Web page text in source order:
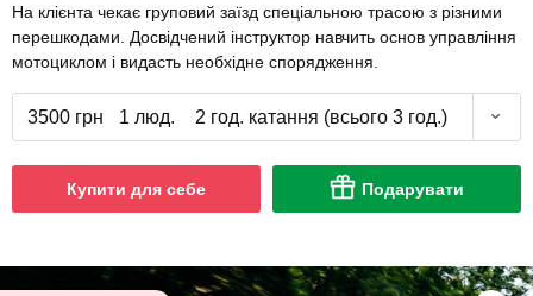
На клієнта чекає груповий заїзд спеціальною трасою з різними
перешкодами. Досвідчений інструктор навчить основ управління
мотоциклом і видасть необхідне спорядження.
3500 грн 1 люд. 2 год. катання (всього 3 год.)
Купити для себе Подарувати